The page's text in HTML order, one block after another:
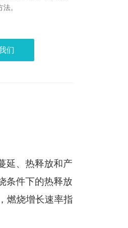
。
们
延、热释放和产
条件下的热释放
燃烧增长速率指